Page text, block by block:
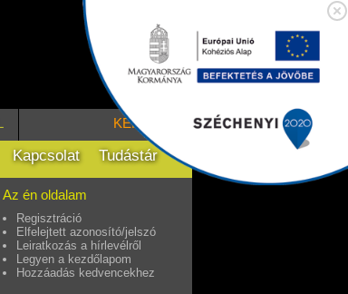
KERESÉS
Kapcsolat Tudástár
Az én oldalam
Regisztráció
Elfelejtett azonosító/jelszó
Leiratkozás a hírlevélről
Legyen a kezdőlapom
Hozzáadás kedvencekhez